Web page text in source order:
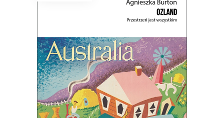
OZLAND. PRZESTRZEŃ JEST
WSZYSTKIM
Ludzie nie posiadają krainy – to ona
posiada ludzi.
69.90zł 45.44zł